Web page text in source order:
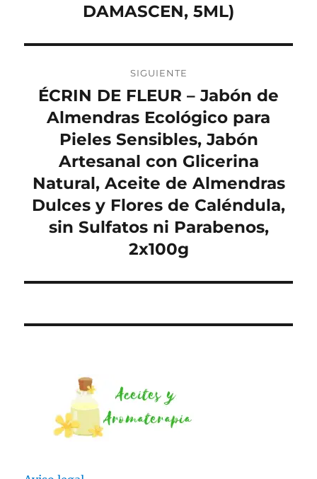
DAMASCEN, 5ML)
SIGUIENTE
Entrada
siguiente:
ÉCRIN DE FLEUR – Jabón de
Almendras Ecológico para
Pieles Sensibles, Jabón
Artesanal con Glicerina
Natural, Aceite de Almendras
Dulces y Flores de Caléndula,
sin Sulfatos ni Parabenos,
2x100g